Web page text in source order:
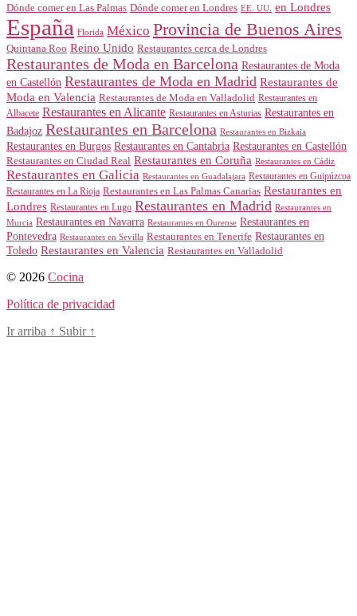
Dónde comer en Las Palmas Dónde comer en Londres EE. UU. en Londres
España Florida México Provincia de Buenos Aires
Quintana Roo Reino Unido Restaurantes cerca de Londres
Restaurantes de Moda en Barcelona Restaurantes de Moda
en Castellón Restaurantes de Moda en Madrid Restaurantes de
Moda en Valencia Restaurantes de Moda en Valladolid Restaurantes en
Albacete Restaurantes en Alicante Restaurantes en Asturias Restaurantes en
Badajoz Restaurantes en Barcelona Restaurantes en Bizkaia
Restaurantes en Burgos Restaurantes en Cantabria Restaurantes en Castellón
Restaurantes en Ciudad Real Restaurantes en Coruña Restaurantes en Cádiz
Restaurantes en Galicia Restaurantes en Guadalajara Restaurantes en Guipúzcoa
Restaurantes en La Rioja Restaurantes en Las Palmas Canarias Restaurantes en
Londres Restaurantes en Lugo Restaurantes en Madrid Restaurantes en
Murcia Restaurantes en Navarra Restaurantes en Ourense Restaurantes en
Pontevedra Restaurantes en Sevilla Restaurantes en Tenerife Restaurantes en
Toledo Restaurantes en Valencia Restaurantes en Valladolid
© 2026 Cocina
Política de privacidad
Ir arriba ↑ Subir ↑